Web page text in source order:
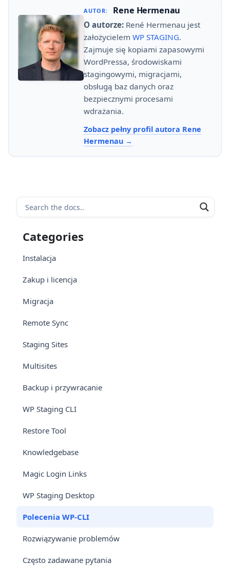
AUTOR: Rene Hermenau
O autorze: René Hermenau jest
założycielem WP STAGING.
Zajmuje się kopiami zapasowymi
WordPressa, środowiskami
stagingowymi, migracjami,
obsługą baz danych oraz
bezpiecznymi procesami
wdrażania.
Zobacz pełny profil autora Rene
Hermenau
Categories
Instalacja
Zakup i licencja
Migracja
Remote Sync
Staging Sites
Multisites
Backup i przywracanie
WP Staging CLI
Restore Tool
Knowledgebase
Magic Login Links
WP Staging Desktop
Polecenia WP-CLI
Rozwiązywanie problemów
Często zadawane pytania